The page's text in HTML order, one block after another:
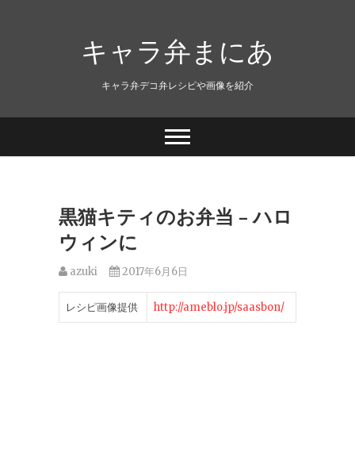
キャラ弁まにあ
キャラ弁デコ弁レシピや画像を紹介
黒猫キティのお弁当 – ハロ
ウィンに
azuki 2017年6月6日
レシピ画像提供 http://ameblo.jp/saasbon/